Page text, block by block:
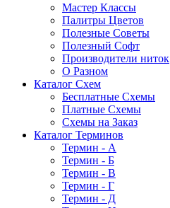
Мастер Классы
Палитры Цветов
Полезные Советы
Полезный Софт
Производители ниток
О Разном
Каталог Схем
Бесплатные Схемы
Платные Схемы
Схемы на Заказ
Каталог Терминов
Термин - А
Термин - Б
Термин - В
Термин - Г
Термин - Д